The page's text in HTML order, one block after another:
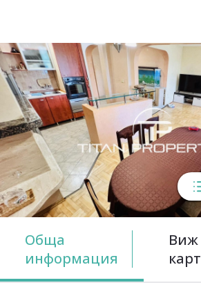
Обща
информация
Виж